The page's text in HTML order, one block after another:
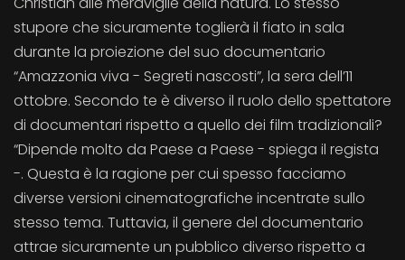
stupore che sicuramente toglierà il fiato in sala
durante la proiezione del suo documentario
“Amazzonia viva - Segreti nascosti”, la sera dell’11
ottobre. Secondo te è diverso il ruolo dello spettatore
di documentari rispetto a quello dei film tradizionali?
“Dipende molto da Paese a Paese - spiega il regista
-. Questa è la ragione per cui spesso facciamo
diverse versioni cinematografiche incentrate sullo
stesso tema. Tuttavia, il genere del documentario
attrae sicuramente un pubblico diverso rispetto a